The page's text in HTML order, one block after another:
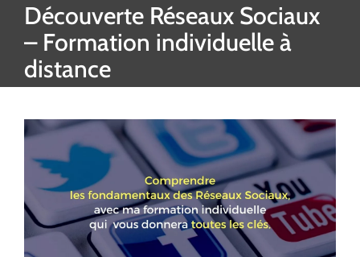
Découverte Réseaux Sociaux
– Formation individuelle à
distance